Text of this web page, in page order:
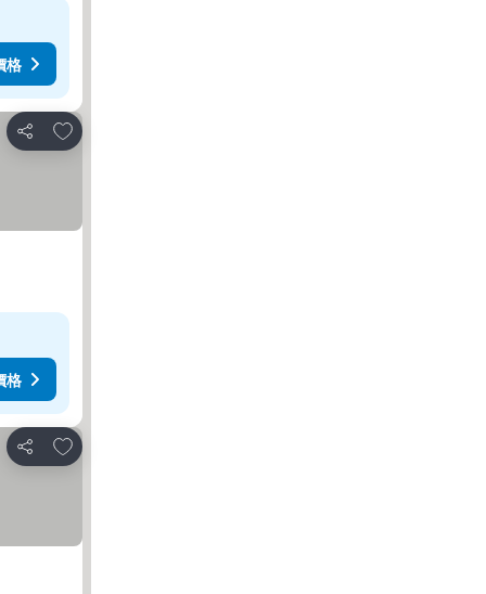
格
分享
加入我的最愛
格
分享
加入我的最愛